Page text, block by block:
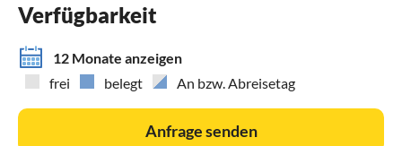
Verfügbarkeit
12 Monate anzeigen
frei
belegt An bzw. Abreisetag
Anfrage senden